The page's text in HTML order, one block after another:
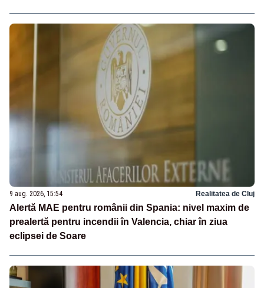
9 aug. 2026, 15:54 Realitatea de Cluj
Alertă MAE pentru românii din Spania: nivel maxim de
prealertă pentru incendii în Valencia, chiar în ziua
eclipsei de Soare